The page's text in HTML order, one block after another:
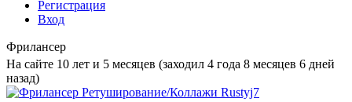
Регистрация
Вход
Фрилансер
На сайте 10 лет и 5 месяцев (заходил 4 года 8 месяцев 6 дней
назад)